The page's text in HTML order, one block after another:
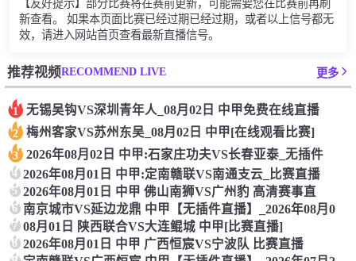
【友好提示】部分比赛将在赛前更新，可能需要您在比赛前再刷
新查看。 如果本页面比赛已经过期已经过期，或者以上信号都无
效，请进入网站首页查看最新直播信号。
推荐视频RECOMMEND LIVE 更多
1 无锡吴钩VS深圳青年人_08月02日 中甲免费在线直播
2 梅州客家VS苏州东吴_08月02日 中甲[在线观看比赛]
3 2026年08月02日 中甲:石家庄功夫VS长春亚泰_无插件
4 2026年08月01日 中甲:定南赣联VS南通支云_比赛直播
5 2026年08月01日 中甲 佛山南狮VS广州豹 高清赛事直
6 南京城市VS延边龙鼎 中甲【无插件直播】_2026年08月0
7 08月01日 陕西联合VS大连鲲城 中甲[比赛直播]
8 2026年08月01日 中甲 广西恒宸VS宁波队 比赛直播